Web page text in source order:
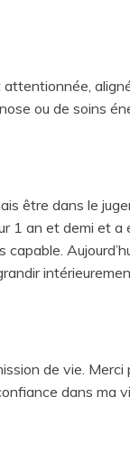
ou de soins
être dans le
1 an et demi et a
de vie. Merci
dans ma